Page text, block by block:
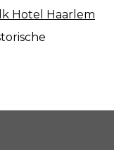
Hotel Haarlem